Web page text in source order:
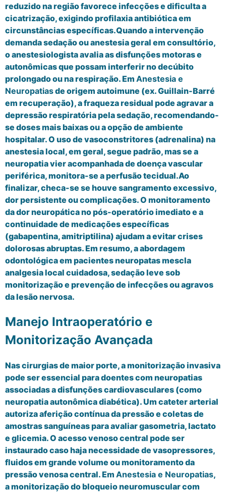
reduzido na região favorece infecções e dificulta a
cicatrização, exigindo profilaxia antibiótica em
circunstâncias específicas.Quando a intervenção
demanda sedação ou anestesia geral em consultório,
o anestesiologista avalia as disfunções motoras e
autonômicas que possam interferir no decúbito
prolongado ou na respiração. Em Anestesia e
Neuropatiasde origem autoimune (ex. Guillain-Barré
em recuperação), a fraqueza residual pode agravar a
depressão respiratória pela sedação, recomendando-
se doses mais baixas ou a opção de ambiente
hospitalar. O uso de vasoconstritores (adrenalina) na
anestesia local, em geral, segue padrão, mas se a
neuropatia vier acompanhada de doença vascular
periférica, monitora-se a perfusão tecidual.Ao
finalizar, checa-se se houve sangramento excessivo,
dor persistente ou complicações. O monitoramento
da dor neuropática no pós-operatório imediato e a
continuidade de medicações específicas
(gabapentina, amitriptilina) ajudam a evitar crises
dolorosas abruptas. Em resumo, a abordagem
odontológica em pacientes neuropatas mescla
analgesia local cuidadosa, sedação leve sob
monitorização e prevenção de infecções ou agravos
da lesão nervosa.
Manejo Intraoperatório e
Monitorização Avançada
Nas cirurgias de maior porte, a monitorização invasiva
pode ser essencial para doentes com neuropatias
associadas a disfunções cardiovasculares (como
neuropatia autonômica diabética). Um cateter arterial
autoriza aferição contínua da pressão e coletas de
amostras sanguíneas para avaliar gasometria, lactato
e glicemia. O acesso venoso central pode ser
instaurado caso haja necessidade de vasopressores,
fluidos em grande volume ou monitoramento da
pressão venosa central. Em Anestesia e Neuropatias,
a monitorização do bloqueio neuromuscular com